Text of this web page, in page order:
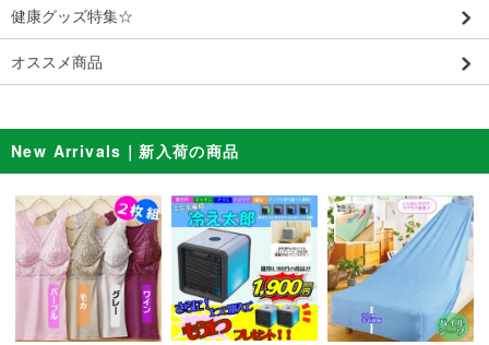
健康グッズ特集☆
オススメ商品
New Arrivals｜新入荷の商品